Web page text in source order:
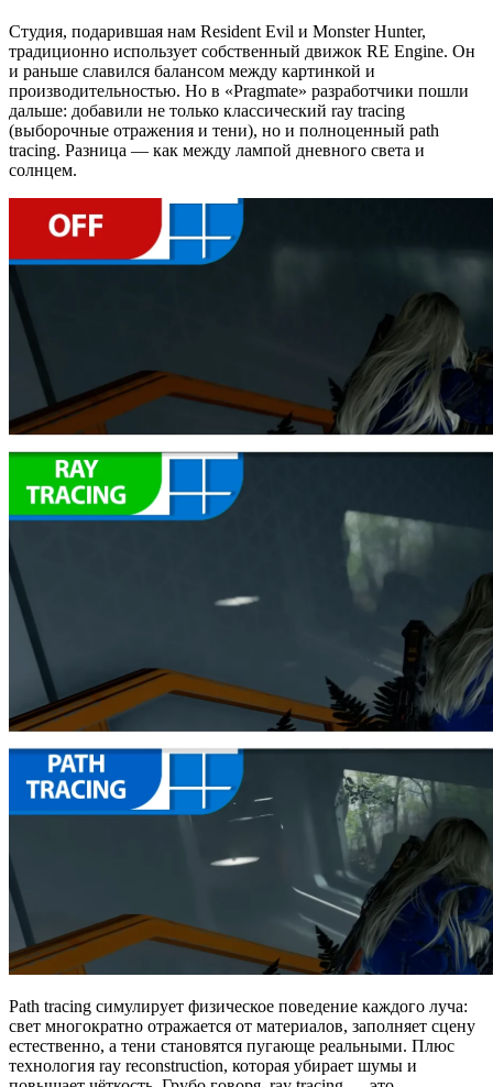
Студия, подарившая нам Resident Evil и Monster Hunter,
традиционно использует собственный движок RE Engine. Он
и раньше славился балансом между картинкой и
производительностью. Но в «Pragmate» разработчики пошли
дальше: добавили не только классический ray tracing
(выборочные отражения и тени), но и полноценный path
tracing. Разница — как между лампой дневного света и
солнцем.
Path tracing симулирует физическое поведение каждого луча:
свет многократно отражается от материалов, заполняет сцену
естественно, а тени становятся пугающе реальными. Плюс
технология ray reconstruction, которая убирает шумы и